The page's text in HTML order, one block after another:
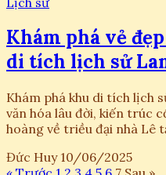
Khám phá vẻ
di tích lịch sử
Khám phá khu di tích lịch
văn hóa lâu đời, kiến trúc
hoàng về triều đại nhà Lê
Đức Huy 10/06/2025